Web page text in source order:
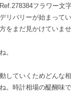
フラワー文
リバリーが始まって
をまだ見かけていませ
。
していくためどんな
。時計相場の醍醐味で